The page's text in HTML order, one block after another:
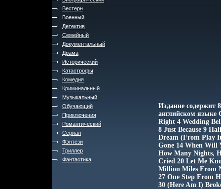
Вестерн
Военный
Детектив
Семейный
Документальный
Драма
Исторический
Катастрофы
Комедия
Криминальный
Музыкальный
Обучающий
Приключения
Романтический
Сериал
Фэнтези
Триллер
Фантастика
Издание содержит
английском языке
Right 4 Wedding
8 Just Because 9
Dream (From Play
Gone 14 When Will
How Many Nights,
Cried 20 Let Me
Million Miles From
27 One Step From
30 (Here Am I)